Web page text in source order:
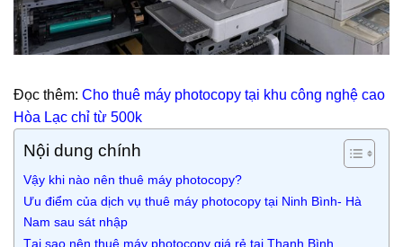
Đọc thêm: Cho thuê máy photocopy tại khu công nghệ cao
Hòa Lạc chỉ từ 500k
Nội dung chính
Vậy khi nào nên thuê máy photocopy?
Ưu điểm của dịch vụ thuê máy photocopy tại Ninh Bình- Hà
Nam sau sát nhập
Tại sao nên thuê máy photocopy giá rẻ tại Thanh Bình